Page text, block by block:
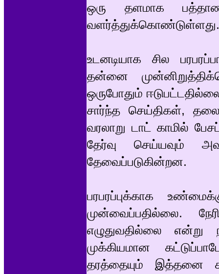
ஒரு தளமாக
வளர்த்துக்கொண்டுள்ளது.
உடனடியாக சில
தன்னை
ஒருபோதும்
சார்ந்த செய்திகள்,
வரலாறு டாட் காமில்
தேர்வு செய்யவும்
தேவைப்படுகின்றன.
பரபரப்புக்காக
முன்வைப்பதில்லை.
எழுதுவதில்லை
முக்கியமான
தரத்தையும் இத்தனை